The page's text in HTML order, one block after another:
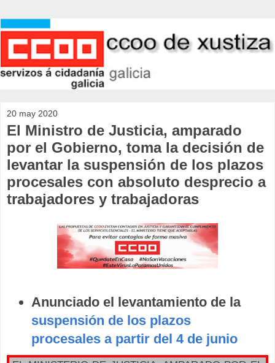
20 may 2020
El Ministro de Justicia, amparado
por el Gobierno, toma la decisión de
levantar la suspensión de los plazos
procesales con absoluto desprecio a
trabajadores y trabajadoras
Anunciado el levantamiento de la
suspensión de los plazos
procesales a partir del 4 de junio